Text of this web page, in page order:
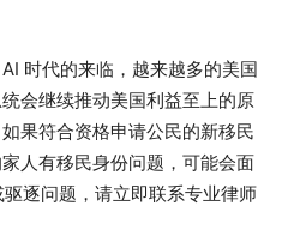
时代的来临，越来越多的美国
会继续推动美国利益至上的原
果符合资格申请公民的新移民
人有移民身份问题，可能会面
逐问题，请立即联系专业律师